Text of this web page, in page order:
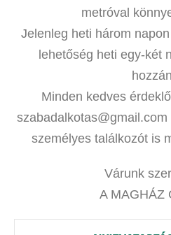
metróval
Jelenleg heti három
lehetőség heti egy-két
Minden kedves
személyes találkozót is
Várunk
A MAGHÁZ